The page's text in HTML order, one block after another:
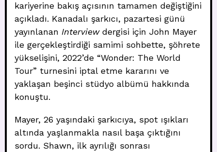
kariyerine bakış açısının tamamen değiştiğini
açıkladı. Kanadalı şarkıcı, pazartesi günü
yayınlanan Interviewdergisi için John Mayer
ile gerçekleştirdiği samimi sohbette, şöhrete
yükselişini, 2022’de “Wonder: The World
Tour” turnesini iptal etme kararını ve
yaklaşan beşinci stüdyo albümü hakkında
konuştu.
Mayer, 26 yaşındaki şarkıcıya, spot ışıkları
altında yaşlanmakla nasıl başa çıktığını
sordu. Shawn, ilk ayrılığı sonrası